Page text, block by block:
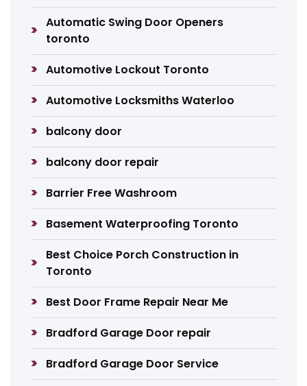
Automatic Swing Door Openers
toronto
Automotive Lockout Toronto
Automotive Locksmiths Waterloo
balcony door
balcony door repair
Barrier Free Washroom
Basement Waterproofing Toronto
Best Choice Porch Construction in
Toronto
Best Door Frame Repair Near Me
Bradford Garage Door repair
Bradford Garage Door Service